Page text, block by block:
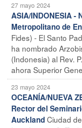
27 mayo 2024
ASIA/INDONESIA
Metropolitano de
Fides) - El Santo
ha nombrado
(Indonesia) al Rev.
ahora Superior
23 mayo 2024
OCEANÍA/NUEVA
Rector del
AucklandCiudad